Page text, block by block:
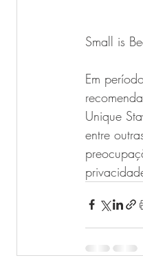
Small is
Em
Unique
entre